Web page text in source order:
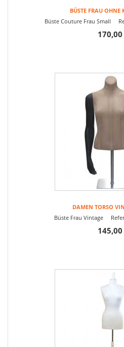
BÜSTE FRAU OHNE
Büste Couture Frau Small
DAMEN TORSO
Büste Frau Vintage